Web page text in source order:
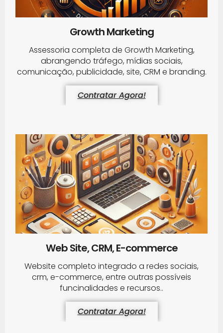
Growth Marketing
Assessoria completa de Growth Marketing,
abrangendo tráfego, mídias sociais,
comunicação, publicidade, site, CRM e branding.
Contratar Agora!
Web Site, CRM, E-commerce
Website completo integrado a redes sociais,
crm, e-commerce, entre outras possíveis
funcinalidades e recursos..
Contratar Agora!